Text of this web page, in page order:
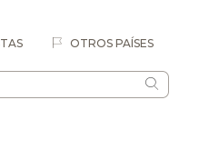
OTROS PAÍSES